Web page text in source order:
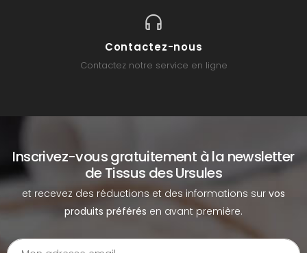
Contactez-nous
Contactez notre service en ligne
Inscrivez-vous gratuitement à la newsletter
de Tissus des Ursules
et recevez des réductions et des informations sur vos
produits préférés en avant première.